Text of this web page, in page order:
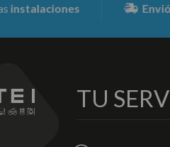
Envió
TU